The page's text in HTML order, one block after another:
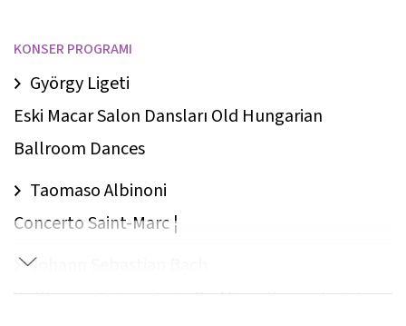
KONSER PROGRAMI
György Ligeti
Eski Macar Salon Dansları Old Hungarian
Ballroom Dances
Taomaso Albinoni
Concerto Saint-Marc ¦
Johann Sebastian Bach
İki Klavsen (piyano) için Do Minör Konçerto † ‡